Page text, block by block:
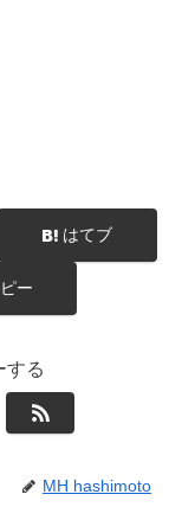
はてブ
ー
する
MH hashimoto